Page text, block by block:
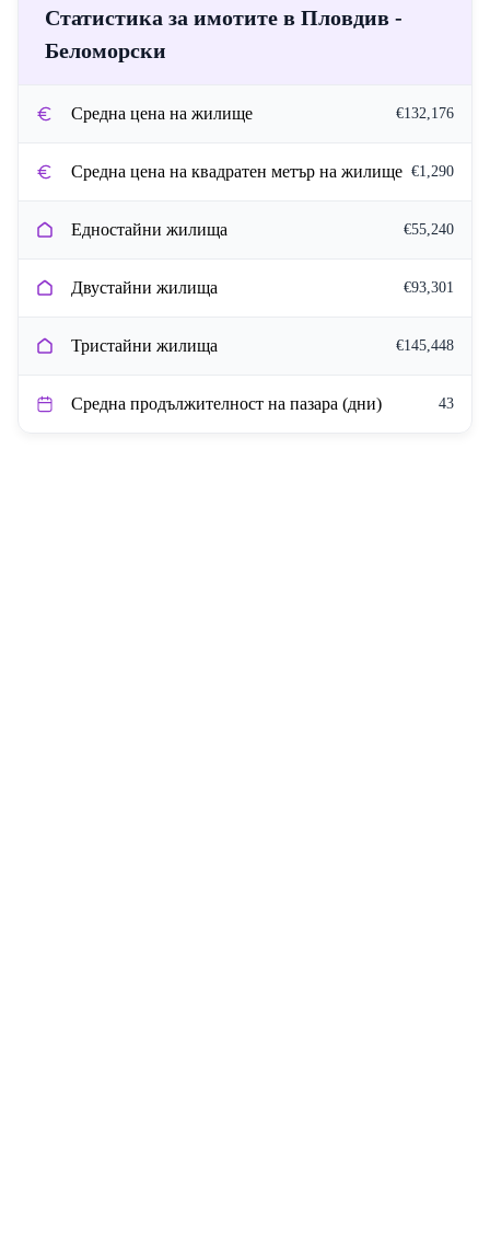
Статистика за имотите в Пловдив -
Беломорски
Средна цена на жилище €132,176
Средна цена на квадратен метър на жилище €1,290
Едностайни жилища €55,240
Двустайни жилища €93,301
Тристайни жилища €145,448
Средна продължителност на пазара (дни) 43